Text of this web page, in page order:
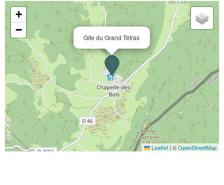
Gîte du Grand Tétras
+
−
Leaflet | ©OpenStreetMap